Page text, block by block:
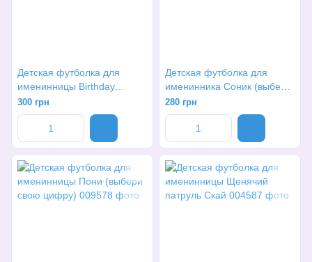
Детская футболка для
именинницы Birthday
Queen
300 грн
Детская футболка для
именинника Соник (выбери
свою цифру)
280 грн